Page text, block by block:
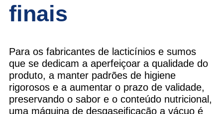
finais
Para os fabricantes de lacticínios e sumos
que se dedicam a aperfeiçoar a qualidade do
produto, a manter padrões de higiene
rigorosos e a aumentar o prazo de validade,
preservando o sabor e o conteúdo nutricional,
uma máquina de desgaseificação a vácuo é